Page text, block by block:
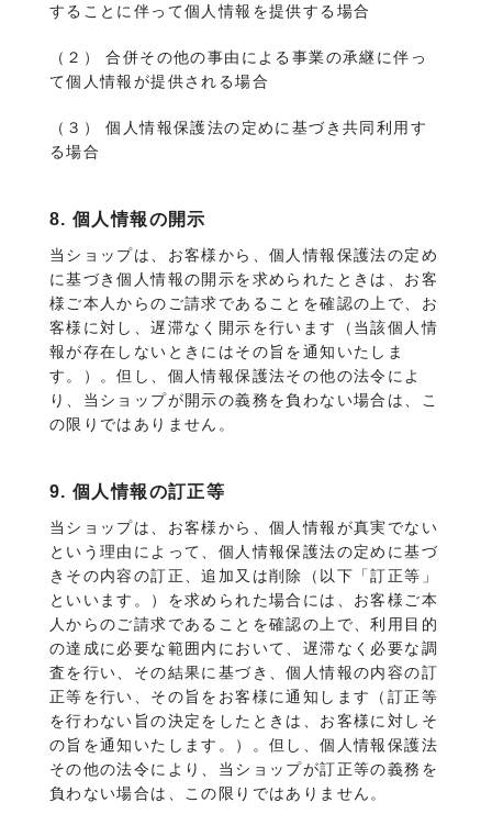
することに伴って個人情報を提供する場合
（２） 合併その他の事由による事業の承継に伴っ
て個人情報が提供される場合
（３） 個人情報保護法の定めに基づき共同利用す
る場合
8. 個人情報の開示
当ショップは、お客様から、個人情報保護法の定め
に基づき個人情報の開示を求められたときは、お客
様ご本人からのご請求であることを確認の上で、お
客様に対し、遅滞なく開示を行います（当該個人情
報が存在しないときにはその旨を通知いたしま
す。）。但し、個人情報保護法その他の法令によ
り、当ショップが開示の義務を負わない場合は、こ
の限りではありません。
9. 個人情報の訂正等
当ショップは、お客様から、個人情報が真実でない
という理由によって、個人情報保護法の定めに基づ
きその内容の訂正、追加又は削除（以下「訂正等」
といいます。）を求められた場合には、お客様ご本
人からのご請求であることを確認の上で、利用目的
の達成に必要な範囲内において、遅滞なく必要な調
査を行い、その結果に基づき、個人情報の内容の訂
正等を行い、その旨をお客様に通知します（訂正等
を行わない旨の決定をしたときは、お客様に対しそ
の旨を通知いたします。）。但し、個人情報保護法
その他の法令により、当ショップが訂正等の義務を
負わない場合は、この限りではありません。